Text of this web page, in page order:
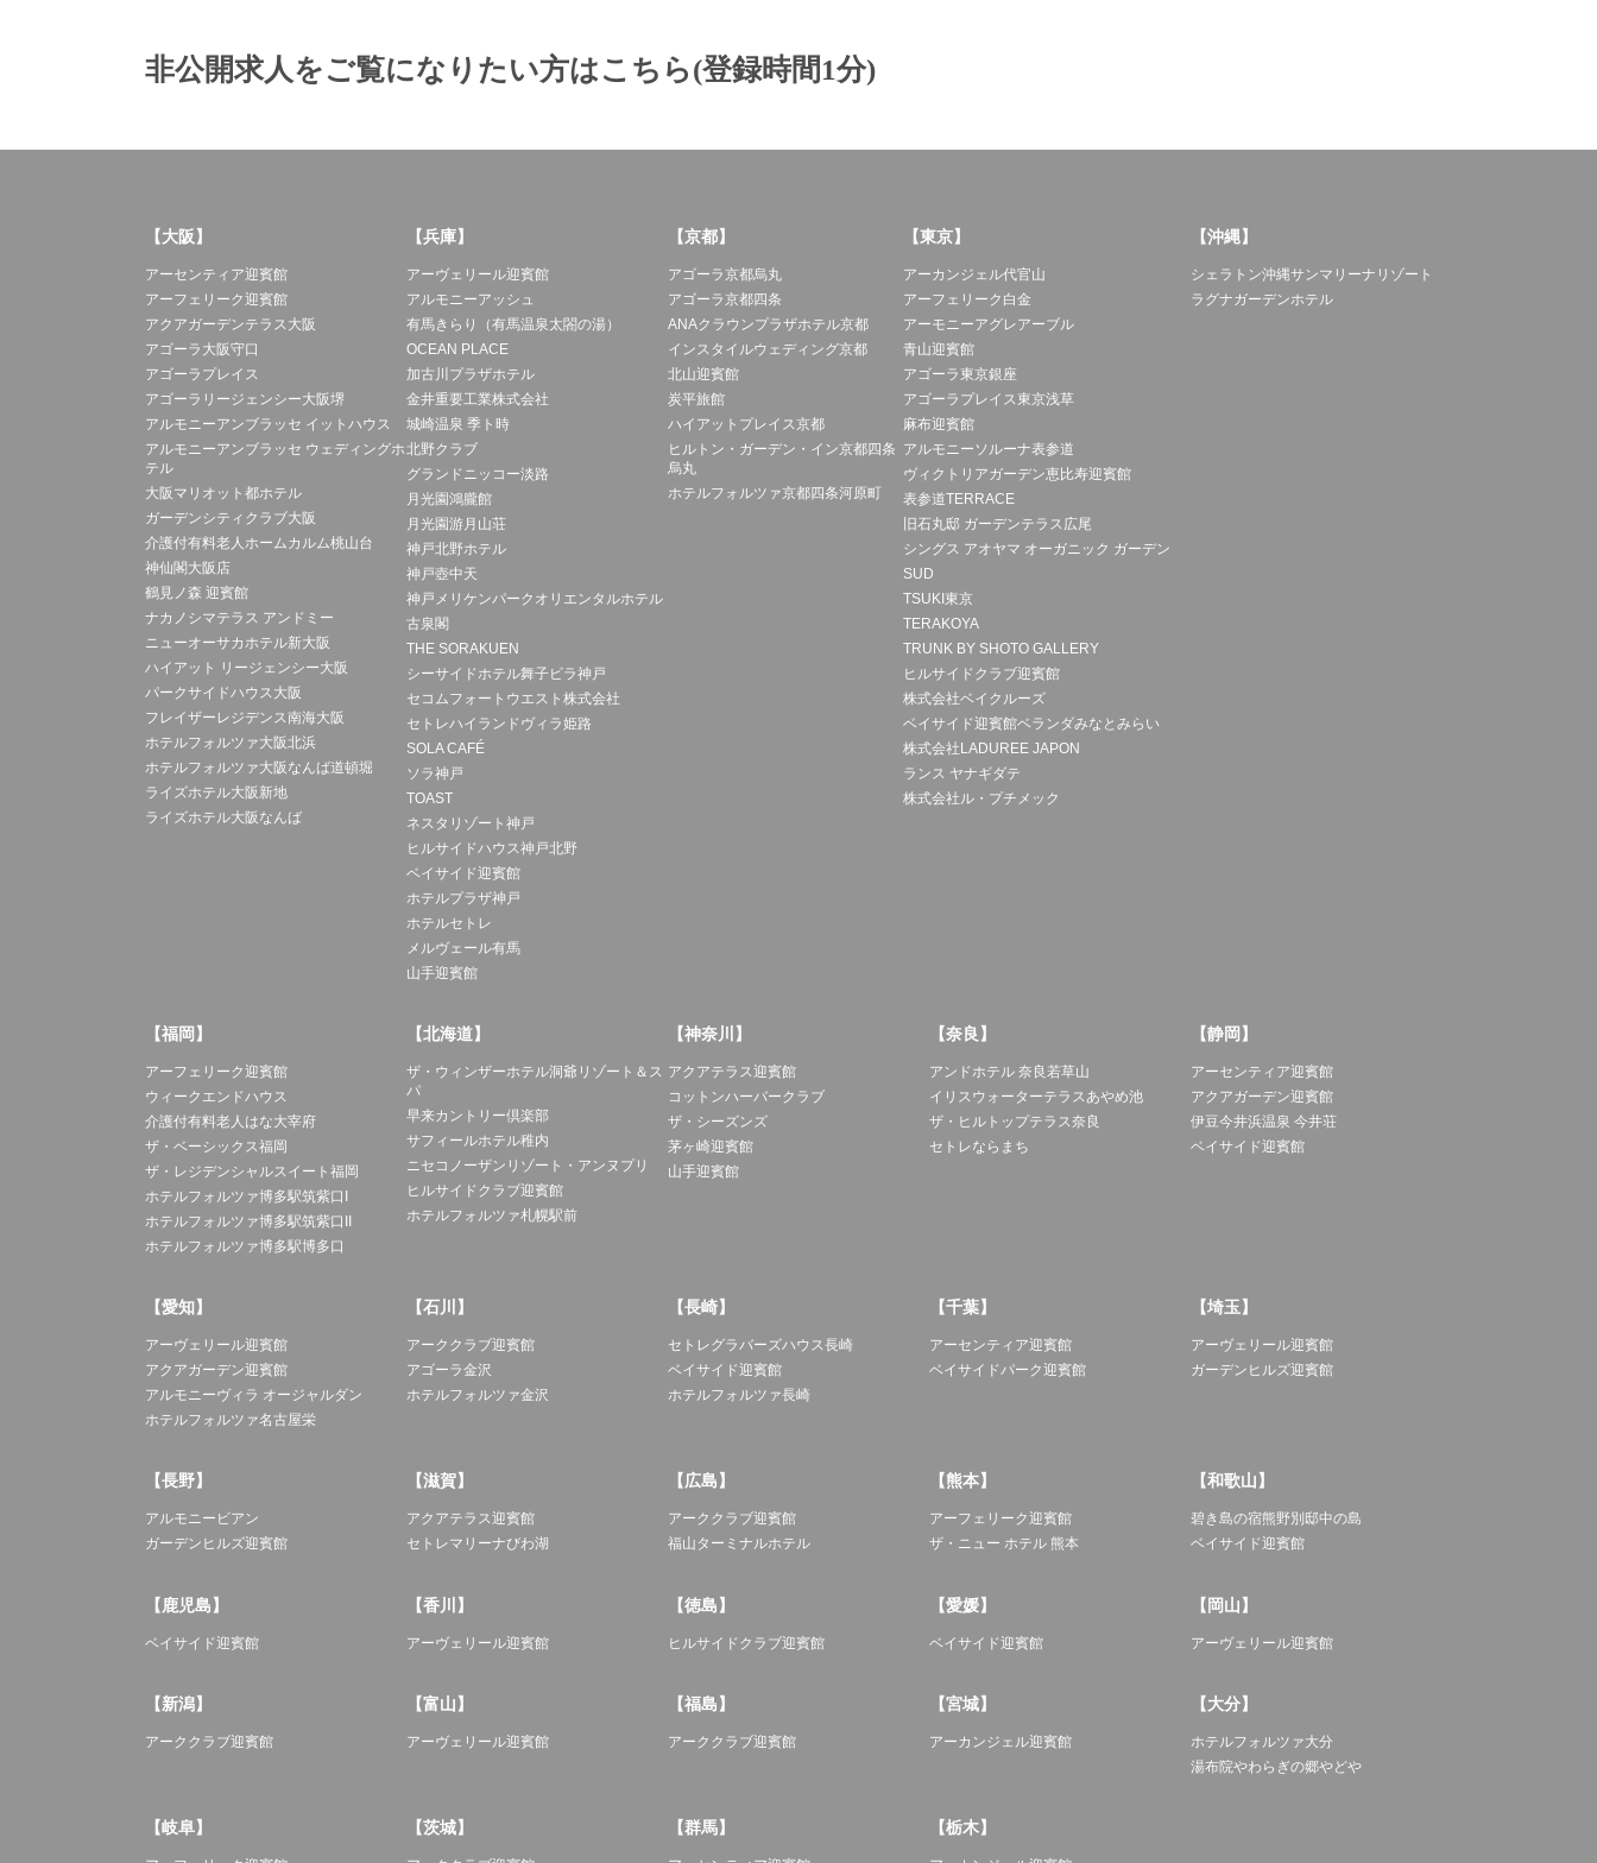
非公開求人をご覧になりたい方はこちら(登録時間1分)
【大阪】
アーセンティア迎賓館
アーフェリーク迎賓館
アクアガーデンテラス大阪
アゴーラ大阪守口
アゴーラプレイス
アゴーラリージェンシー大阪堺
アルモニーアンブラッセ イットハウス
アルモニーアンブラッセ ウェディングホ
テル
大阪マリオット都ホテル
ガーデンシティクラブ大阪
介護付有料老人ホームカルム桃山台
神仙閣大阪店
鶴見ノ森 迎賓館
ナカノシマテラス アンドミー
ニューオーサカホテル新大阪
ハイアット リージェンシー大阪
パークサイドハウス大阪
フレイザーレジデンス南海大阪
ホテルフォルツァ大阪北浜
ホテルフォルツァ大阪なんば道頓堀
ライズホテル大阪新地
ライズホテル大阪なんば
【兵庫】
アーヴェリール迎賓館
アルモニーアッシュ
有馬きらり（有馬温泉太閤の湯）
OCEAN PLACE
加古川プラザホテル
金井重要工業株式会社
城崎温泉 季ト時
北野クラブ
グランドニッコー淡路
月光園鴻朧館
月光園游月山荘
神戸北野ホテル
神戸壺中天
神戸メリケンパークオリエンタルホテル
古泉閣
THE SORAKUEN
シーサイドホテル舞子ビラ神戸
セコムフォートウエスト株式会社
セトレハイランドヴィラ姫路
SOLA CAFÉ
ソラ神戸
TOAST
ネスタリゾート神戸
ヒルサイドハウス神戸北野
ベイサイド迎賓館
ホテルプラザ神戸
ホテルセトレ
メルヴェール有馬
山手迎賓館
【京都】
アゴーラ京都烏丸
アゴーラ京都四条
ANAクラウンプラザホテル京都
インスタイルウェディング京都
北山迎賓館
炭平旅館
ハイアットプレイス京都
ヒルトン・ガーデン・イン京都四条
烏丸
ホテルフォルツァ京都四条河原町
【東京】
アーカンジェル代官山
アーフェリーク白金
アーモニーアグレアーブル
青山迎賓館
アゴーラ東京銀座
アゴーラプレイス東京浅草
麻布迎賓館
アルモニーソルーナ表参道
ヴィクトリアガーデン恵比寿迎賓館
表参道TERRACE
旧石丸邸 ガーデンテラス広尾
シングス アオヤマ オーガニック ガーデン
SUD
TSUKI東京
TERAKOYA
TRUNK BY SHOTO GALLERY
ヒルサイドクラブ迎賓館
株式会社ベイクルーズ
ベイサイド迎賓館ベランダみなとみらい
株式会社LADUREE JAPON
ランス ヤナギダテ
株式会社ル・プチメック
【沖縄】
シェラトン沖縄サンマリーナリゾート
ラグナガーデンホテル
【福岡】
アーフェリーク迎賓館
ウィークエンドハウス
介護付有料老人はな大宰府
ザ・ベーシックス福岡
ザ・レジデンシャルスイート福岡
ホテルフォルツァ博多駅筑紫口I
ホテルフォルツァ博多駅筑紫口II
ホテルフォルツァ博多駅博多口
【北海道】
ザ・ウィンザーホテル洞爺リゾート＆ス
パ
早来カントリー倶楽部
サフィールホテル稚内
ニセコノーザンリゾート・アンヌプリ
ヒルサイドクラブ迎賓館
ホテルフォルツァ札幌駅前
【神奈川】
アクアテラス迎賓館
コットンハーバークラブ
ザ・シーズンズ
茅ヶ崎迎賓館
山手迎賓館
【奈良】
アンドホテル 奈良若草山
イリスウォーターテラスあやめ池
ザ・ヒルトップテラス奈良
セトレならまち
【静岡】
アーセンティア迎賓館
アクアガーデン迎賓館
伊豆今井浜温泉 今井荘
ベイサイド迎賓館
【愛知】
アーヴェリール迎賓館
アクアガーデン迎賓館
アルモニーヴィラ オージャルダン
ホテルフォルツァ名古屋栄
【石川】
アーククラブ迎賓館
アゴーラ金沢
ホテルフォルツァ金沢
【長崎】
セトレグラバーズハウス長崎
ベイサイド迎賓館
ホテルフォルツァ長崎
【千葉】
アーセンティア迎賓館
ベイサイドパーク迎賓館
【埼玉】
アーヴェリール迎賓館
ガーデンヒルズ迎賓館
【長野】
アルモニービアン
ガーデンヒルズ迎賓館
【滋賀】
アクアテラス迎賓館
セトレマリーナびわ湖
【広島】
アーククラブ迎賓館
福山ターミナルホテル
【熊本】
アーフェリーク迎賓館
ザ・ニュー ホテル 熊本
【和歌山】
碧き島の宿熊野別邸中の島
ベイサイド迎賓館
【鹿児島】
ベイサイド迎賓館
【香川】
アーヴェリール迎賓館
【徳島】
ヒルサイドクラブ迎賓館
【愛媛】
ベイサイド迎賓館
【岡山】
アーヴェリール迎賓館
【新潟】
アーククラブ迎賓館
【富山】
アーヴェリール迎賓館
【福島】
アーククラブ迎賓館
【宮城】
アーカンジェル迎賓館
【大分】
ホテルフォルツァ大分
湯布院やわらぎの郷やどや
【岐阜】 【茨城】 【群馬】 【栃木】